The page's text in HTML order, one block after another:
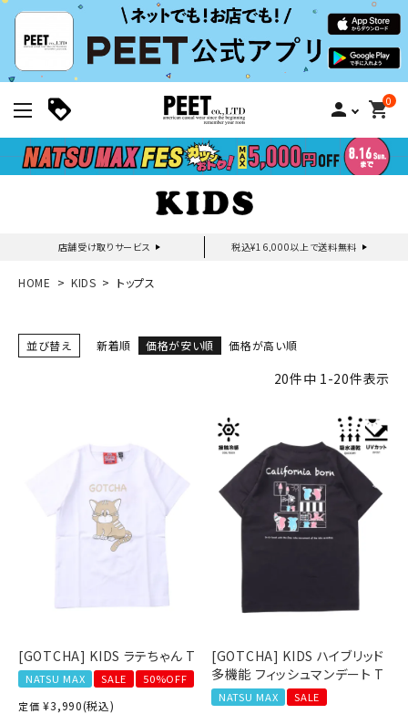
person 0
shopping_cart
店舗受け取りサービス 税込¥16,000以上で送料無料
新規会員登録｜ログイン
ご利用ガイド
ブランドメニュー
HOME KIDS トップス
並び替え 新着順 価格が安い順 価格が高い順
20件中 1-20件表示
[GOTCHA] KIDS ラテちゃん T
NATSU MAX SALE
50%OFF
定価 ¥3,990(税込)
[GOTCHA] KIDS ハイブリッド
多機能 フィッシュマンデート T
NATSU MAX
SALE